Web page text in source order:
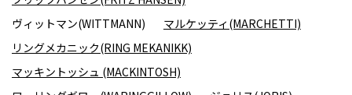
ヴィットマン(WITTMANN)
マルケッティ(MARCHETTI)
リングメカニック(RING MEKANIKK)
マッキントッシュ (MACKINTOSH)